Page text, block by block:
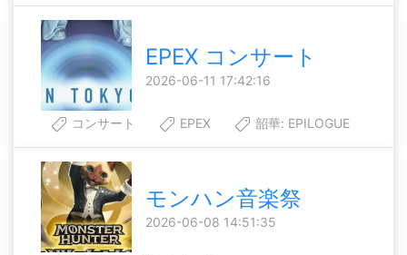
EPEX コンサート
2026-06-11 17:42:16
コンサート EPEX 韶華: EPILOGUE
モンハン音楽祭
2026-06-08 14:51:35